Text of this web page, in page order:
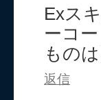
Exス
ーコ
もの
返信